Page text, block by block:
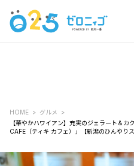
HOME
グルメ
【華やかハワイアン】充実のジェラート＆
CAFE（ティキ カフェ）」【新潟のひんやり